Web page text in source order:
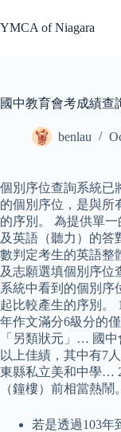
to
content
YMCA of Niagara
國中教育會考成績查
benlau
個別序位查詢系統已
的個別序位，是與所
的序別。 為提供單
及英語（聽力）的答
數判定考生的英語整
及志願選填個別序位
系統中看到的個別序
起比較產生的序別。
年作文滿分6級分的
「另類狀元」… 國
以上佳績，其中有7
東縣私立美和中學…
（鐘樓）前相當熱鬧。
若是透過103年